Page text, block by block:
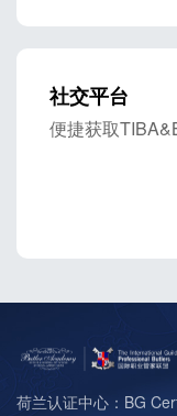
社交平台
便捷获取
荷兰认证中心：BG